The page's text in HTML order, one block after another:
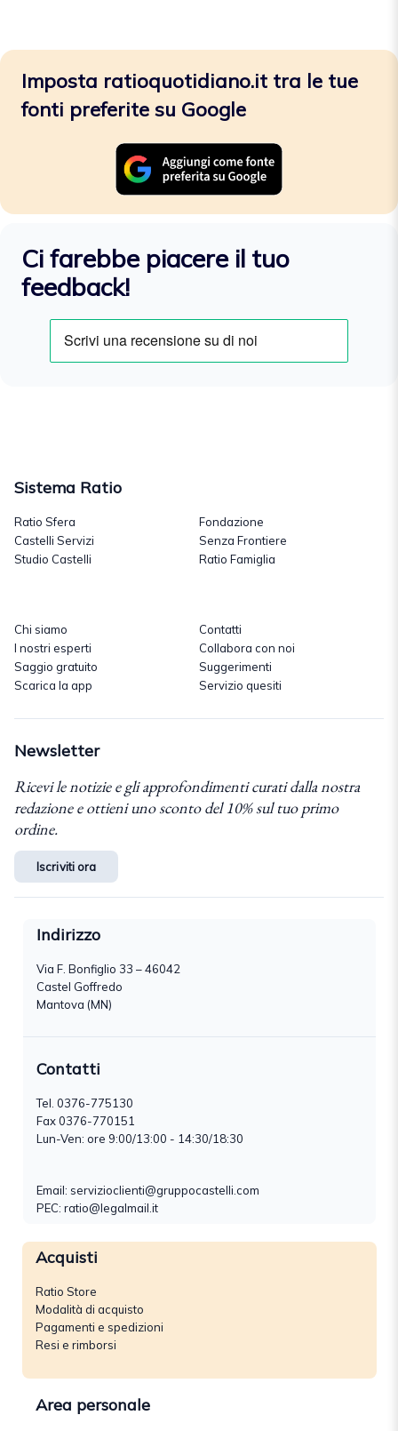
Imposta ratioquotidiano.it tra le tue
fonti preferite su Google
Ci farebbe piacere il tuo
feedback!
Sistema Ratio
Ratio Sfera
Castelli Servizi
Studio Castelli
Fondazione
Senza Frontiere
Ratio Famiglia
Chi siamo
I nostri esperti
Saggio gratuito
Scarica la app
Contatti
Collabora con noi
Suggerimenti
Servizio quesiti
Newsletter
Ricevi le notizie e gli approfondimenti curati dalla nostra
redazione e ottieni uno sconto del 10% sul tuo primo
ordine.
Iscriviti ora
Indirizzo
Via F. Bonfiglio 33 – 46042
Castel Goffredo
Mantova (MN)
Contatti
Tel. 0376-775130
Fax 0376-770151
Lun-Ven: ore 9:00/13:00 - 14:30/18:30
Email: servizioclienti@gruppocastelli.com
PEC: ratio@legalmail.it
Acquisti
Ratio Store
Modalità di acquisto
Pagamenti e spedizioni
Resi e rimborsi
Area personale